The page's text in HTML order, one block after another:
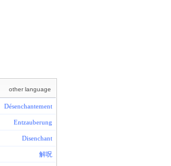
other language
Désenchantement
Entzauberung
Disenchant
解呪